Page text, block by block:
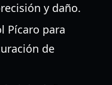
y daño.
Pícaro para
de